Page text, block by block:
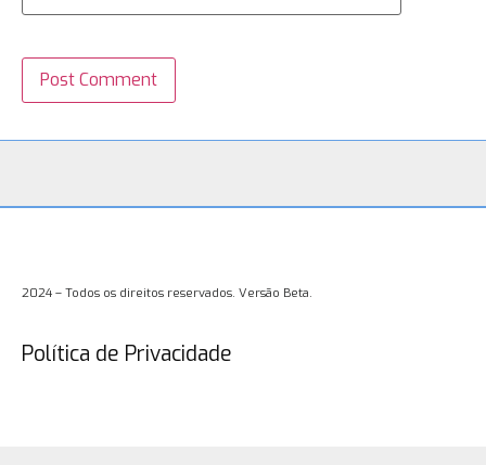
2024 – Todos os direitos reservados. Versão Beta.
Política de Privacidade